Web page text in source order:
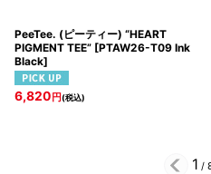
PeeTee. (ピーティー) “HEART
PIGMENT TEE” [PTAW26-T09 Ink
Black]
6,820 円(税込)
1 /